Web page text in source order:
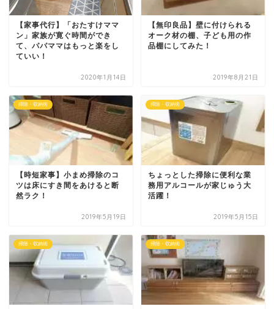
【家事代行】「おたすけママ
ン」家族が寛ぐ時間ができ
て、パパママはもっと楽をし
ていい！
2020年1月14日
【無印良品】壁に付けられる
オーク材の棚、子ども用の作
品棚にしてみた！
2019年8月21日
掃除・収納術
【時短家事】小まめ掃除のコ
ツは床にすき間をあけると断
然ラク！
2019年5月19日
掃除・収納術
ちょっとした掃除に便利な業
務用アルコールが家じゅう大
活躍！
2019年5月15日
掃除・収納術 掃除・収納術